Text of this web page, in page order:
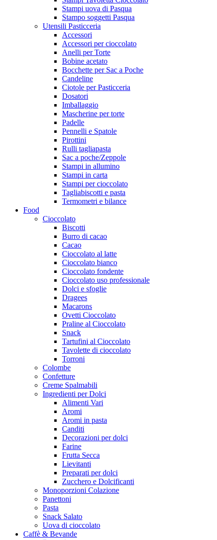
Stampi uova di Pasqua
Stampo soggetti Pasqua
Utensili Pasticceria
Accessori
Accessori per cioccolato
Anelli per Torte
Bobine acetato
Bocchette per Sac a Poche
Candeline
Ciotole per Pasticceria
Dosatori
Imballaggio
Mascherine per torte
Padelle
Pennelli e Spatole
Pirottini
Rulli tagliapasta
Sac a poche/Zeppole
Stampi in allumino
Stampi in carta
Stampi per cioccolato
Tagliabiscotti e pasta
Termometri e bilance
Food
Cioccolato
Biscotti
Burro di cacao
Cacao
Cioccolato al latte
Cioccolato bianco
Cioccolato fondente
Cioccolato uso professionale
Dolci e sfoglie
Dragees
Macarons
Ovetti Cioccolato
Praline al Cioccolato
Snack
Tartufini al Cioccolato
Tavolette di cioccolato
Torroni
Colombe
Confetture
Creme Spalmabili
Ingredienti per Dolci
Alimenti Vari
Aromi
Aromi in pasta
Canditi
Decorazioni per dolci
Farine
Frutta Secca
Lievitanti
Preparati per dolci
Zucchero e Dolcificanti
Monoporzioni Colazione
Panettoni
Pasta
Snack Salato
Uova di cioccolato
Caffè & Bevande